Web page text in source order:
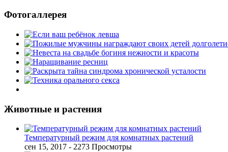
Фотогаллерея
Животные и растения
Температурный режим для комнатных растений
сен 15, 2017 - 2273 Просмотры